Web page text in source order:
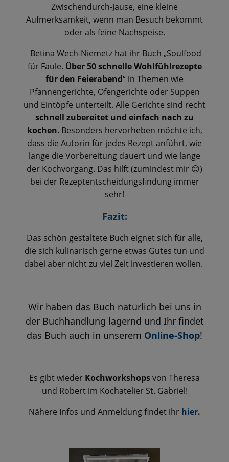
Zwischendurch-Jause, eine kleine
Aufmerksamkeit, wenn man Besuch bekommt
oder als feine Nachspeise.
Betina Wech-Niemetz hat ihr Buch „Soulfood
für Faule. Über 50 schnelle Wohlfühlrezepte
für den Feierabend“ in Themen wie
Pfannengerichte, Ofengerichte oder Suppen
und Eintöpfe unterteilt. Alle Gerichte sind recht
schnell zubereitet und einfach nach zu
kochen. Besonders hervorheben möchte ich,
dass die Autorin für jedes Rezept anführt, wie
lange die Vorbereitung dauert und wie lange
der Kochvorgang. Das hilft (zumindest mir 😊)
bei der Rezeptentscheidungsfindung immer
sehr!
Fazit:
Das schön gestaltete Buch eignet sich für alle,
die sich kulinarisch gerne etwas Gutes tun und
dabei aber nicht zu viel Zeit investieren wollen.
Wir haben das Buch natürlich bei uns in
der Buchhandlung lagernd und Ihr findet
das Buch auch in unserem Online-Shop!
Es gibt wieder Kochworkshopsvon Theresa
und Robert im Kochatelier St. Gabriel!
Nähere Infos und Anmeldung findet ihr hier.